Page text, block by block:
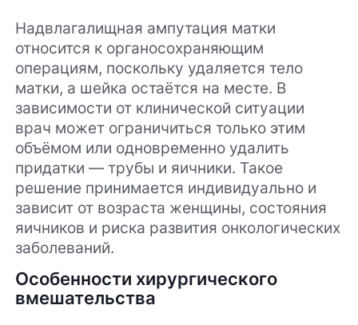
Надвлагалищная ампутация матки
относится к органосохраняющим
операциям, поскольку удаляется тело
матки, а шейка остаётся на месте. В
зависимости от клинической ситуации
врач может ограничиться только этим
объёмом или одновременно удалить
придатки — трубы и яичники. Такое
решение принимается индивидуально и
зависит от возраста женщины, состояния
яичников и риска развития онкологических
заболеваний.
Особенности хирургического
вмешательства